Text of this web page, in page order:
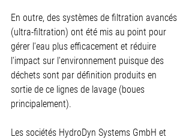
En outre, des systèmes de filtration avancés
(ultra-filtration) ont été mis au point pour
gérer l'eau plus efficacement et réduire
l'impact sur l'environnement puisque des
déchets sont par définition produits en
sortie de ce lignes de lavage (boues
principalement).
Les sociétés HydroDyn Systems GmbH et